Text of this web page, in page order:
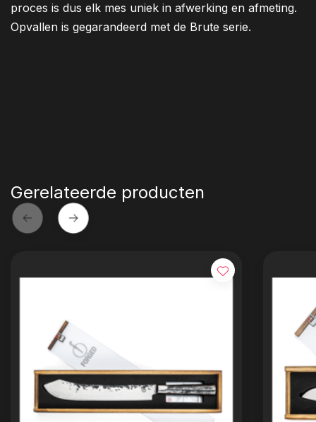
proces is dus elk mes uniek in afwerking en afmeting.
Opvallen is gegarandeerd met de Brute serie.
Gerelateerde producten